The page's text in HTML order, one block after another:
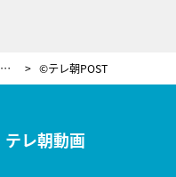
六本木で「つけ麺の最強軍団」が期間限定の出店中！絶品メニューに美女も舌鼓 ©テレ朝POST
テレ朝動画